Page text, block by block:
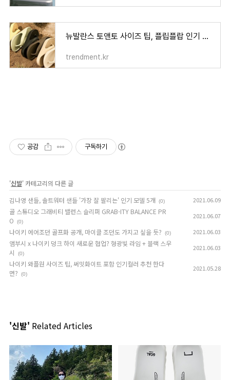
뉴발란스 토앤토 사이즈 팁, 플립플랍 인기 컬러 추천
trendment.kr
공감 구독하기
'신발' 카테고리의 다른 글
김나영 샌들, 솔트워터 샌들 '가장 잘 팔리는' 인기 모델 5개 (0) 2021.06.09
골 스튜디오 그래비티 밸런스 슬리퍼 GRAB-ITY BALANCE PR
O
(0)
2021.06.07
나이키 에어조던 골프화 공개, 마이클 조던도 가지고 싶을 듯? (0) 2021.06.03
앰부시 x 나이키 덩크 하이 새로운 협업? 형광빛 라임 + 블랙 스우
시
(0)
2021.06.03
나이키 와플원 사이즈 팁, 써밋화이트 포함 인기컬러 추천 한다
면?
(0)
2021.05.28
'신발' Related Articles